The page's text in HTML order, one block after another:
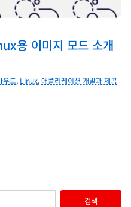
용 이미지 모드 소개
우드, Linux,애플리케이션 개발과 제공
검색